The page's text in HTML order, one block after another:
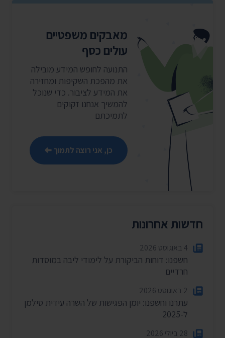
מאבקים משפטיים
עולים כסף
התנועה לחופש המידע מובילה
את מהפכת השקיפות ומחזירה
את המידע לציבור. כדי שנוכל
להמשיך אנחנו זקוקים
לתמיכתם
כן, אני רוצה לתמוך
חדשות אחרונות
4 באוגוסט 2026
חשפנו: דוחות הביקורת על לימודי ליבה במוסדות
חרדיים
2 באוגוסט 2026
עתרנו וחשפנו: יומן הפגישות של השרה עידית סילמן
ל-2025
28 ביולי 2026